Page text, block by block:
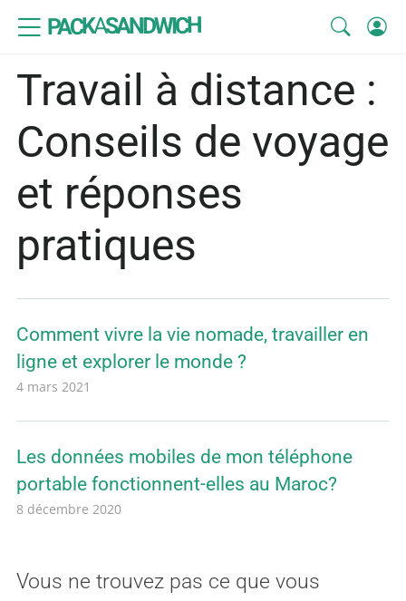
PACKASANDWICH
Travail à distance :
Conseils de voyage
et réponses
pratiques
Comment vivre la vie nomade, travailler en
ligne et explorer le monde ?
4 mars 2021
Les données mobiles de mon téléphone
portable fonctionnent-elles au Maroc?
8 décembre 2020
Vous ne trouvez pas ce que vous